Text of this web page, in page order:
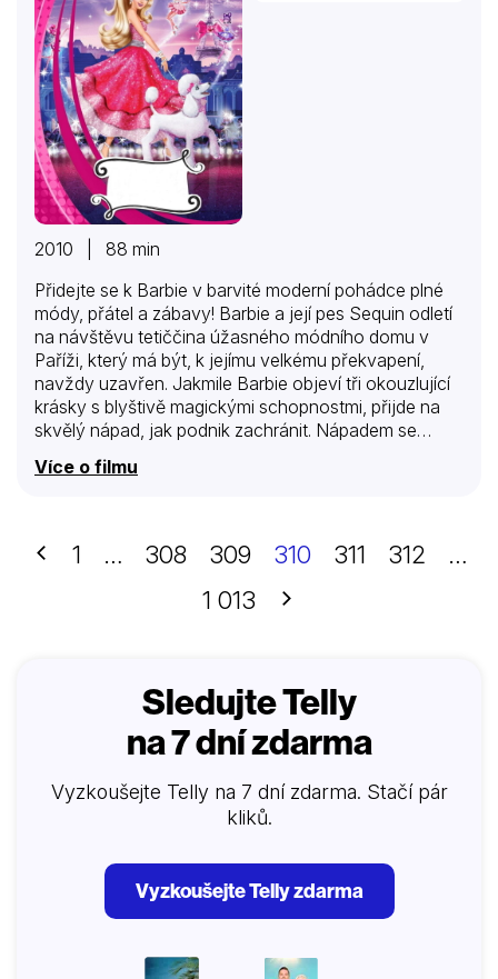
2010 | 88 min
Přidejte se k Barbie v barvité moderní pohádce plné
módy, přátel a zábavy! Barbie a její pes Sequin odletí
na návštěvu tetiččina úžasného módního domu v
Paříži, který má být, k jejímu velkému překvapení,
navždy uzavřen. Jakmile Barbie objeví tři okouzlující
krásky s blyštivě magickými schopnostmi, přijde na
skvělý nápad, jak podnik zachránit. Nápadem se
dokonce inspiruje i Marie Alecia, stydlivá módní
návrhářka, a společně vytvoří ohromující módní
Více o filmu
Předchozí
1 … 308 309 310 311 312
…
1 013
Další
Sledujte Telly
na 7 dní zdarma
Vyzkoušejte Telly na 7 dní zdarma. Stačí pár
kliků.
Vyzkoušejte Telly zdarma